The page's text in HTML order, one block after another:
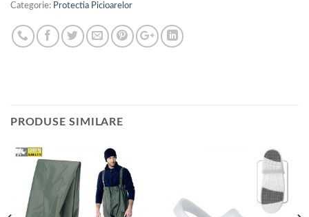
Categorie: Protectia Picioarelor
PRODUSE SIMILARE